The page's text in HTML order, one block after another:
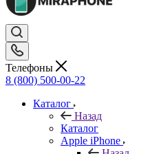
Телефоны
8 (800) 500-00-22
Каталог
Назад
Каталог
Apple iPhone